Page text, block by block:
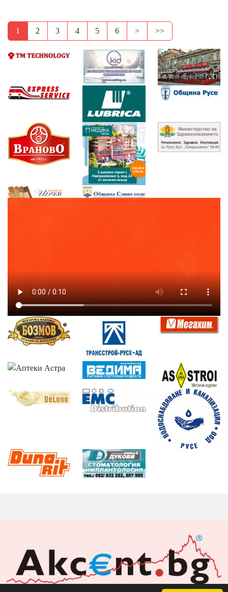
1 2 3 4 5 6 > >>